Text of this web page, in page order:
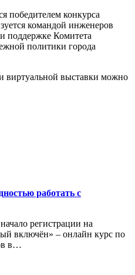
победителем конкурса
командой инженеров
поддержке Комитета
политики города
виртуальной выставки можно
работать с
регистрации на
включён» – онлайн курс по
в…